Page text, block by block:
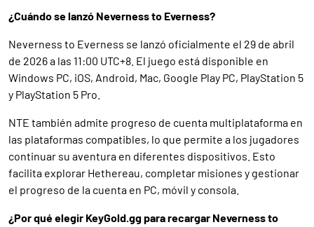
¿Cuándo se lanzó Neverness to Everness?
Neverness to Everness se lanzó oficialmente el 29 de abril
de 2026 a las 11:00 UTC+8. El juego está disponible en
Windows PC, iOS, Android, Mac, Google Play PC, PlayStation 5
y PlayStation 5 Pro.
NTE también admite progreso de cuenta multiplataforma en
las plataformas compatibles, lo que permite a los jugadores
continuar su aventura en diferentes dispositivos. Esto
facilita explorar Hethereau, completar misiones y gestionar
el progreso de la cuenta en PC, móvil y consola.
¿Por qué elegir KeyGold.gg para recargar Neverness to